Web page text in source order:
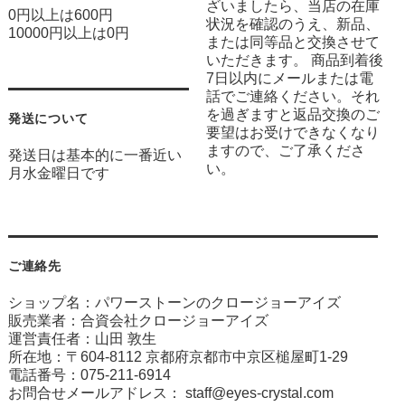
0円以上は600円
10000円以上は0円
発送について
発送日は基本的に一番近い
月水金曜日です
ざいましたら、当店の在庫
状況を確認のうえ、新品、
または同等品と交換させて
いただきます。 商品到着後
7日以内にメールまたは電
話でご連絡ください。それ
を過ぎますと返品交換のご
要望はお受けできなくなり
ますので、ご了承くださ
い。
ご連絡先
ショップ名：パワーストーンのクロージョーアイズ
販売業者：合資会社クロージョーアイズ
運営責任者：山田 敦生
所在地：〒604-8112 京都府京都市中京区槌屋町1-29
電話番号：075-211-6914
お問合せメールアドレス： staff@eyes-crystal.com